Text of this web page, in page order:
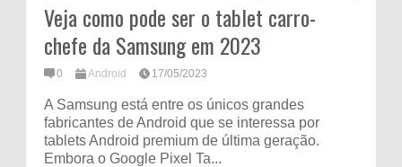
Veja como pode ser o tablet carro-
chefe da Samsung em 2023
0 Android 17/05/2023
A Samsung está entre os únicos grandes
fabricantes de Android que se interessa por
tablets Android premium de última geração.
Embora o Google Pixel Ta...